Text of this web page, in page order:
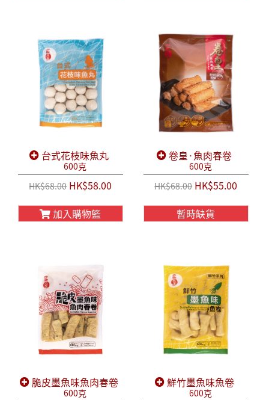
台式花枝味魚丸
600克
HK$68.00HK$58.00
加入購物籃
卷皇·魚肉春卷
600克
HK$68.00HK$55.00
暫時缺貨
脆皮墨魚味魚肉春卷
600克
鮮竹墨魚味魚卷
600克